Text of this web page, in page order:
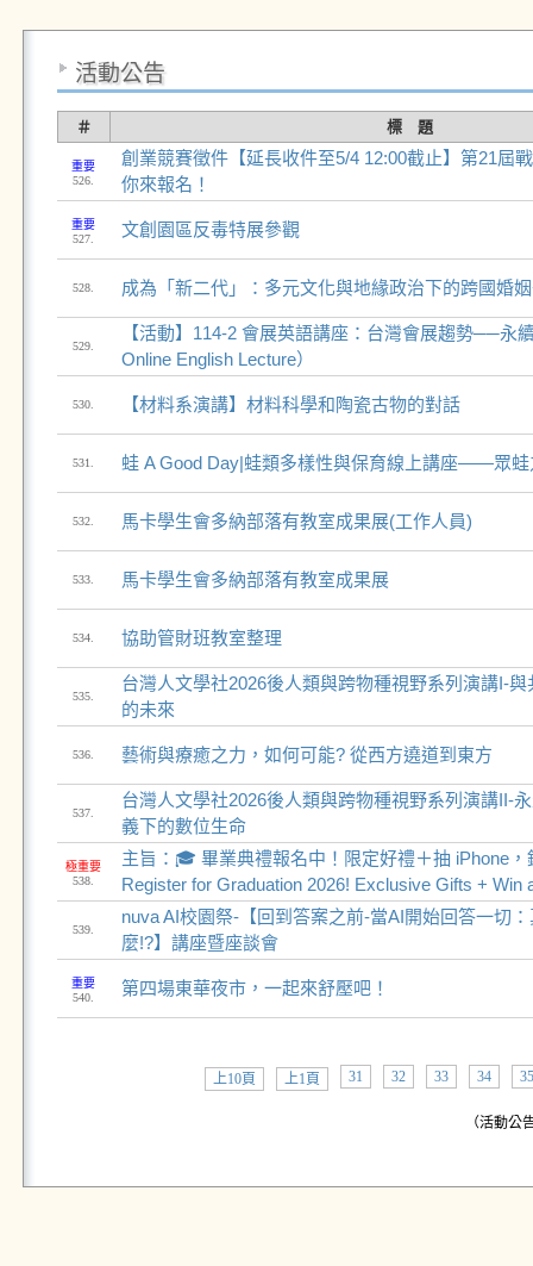
活動公告
＃ 標 題
重要
526.
創業競賽徵件【延長收件至5/4 12:00截止】第21屆
你來報名！
重要
527.
文創園區反毒特展參觀
528. 成為「新二代」：多元文化與地緣政治下的跨國婚
529.
【活動】114-2 會展英語講座：台灣會展趨勢──永
Online English Lecture）
530. 【材料系演講】材料科學和陶瓷古物的對話
531. 蛙 A Good Day|蛙類多樣性與保育線上講座——眾蛙
532. 馬卡學生會多納部落有教室成果展(工作人員)
533. 馬卡學生會多納部落有教室成果展
534. 協助管財班教室整理
535.
台灣人文學社2026後人類與跨物種視野系列演講I-
的未來
536. 藝術與療癒之力，如何可能? 從西方遶道到東方
537.
台灣人文學社2026後人類與跨物種視野系列演講II-
義下的數位生命
極重要
538.
主旨：🎓 畢業典禮報名中！限定好禮＋抽 iPhone
Register for Graduation 2026! Exclusive Gifts + Win
539.
nuva AI校園祭-【回到答案之前-當AI開始回答一切
麼!?】講座暨座談會
重要
540.
第四場東華夜市，一起來舒壓吧！
上10頁 上1頁 31 32 33 34 35
（活動公